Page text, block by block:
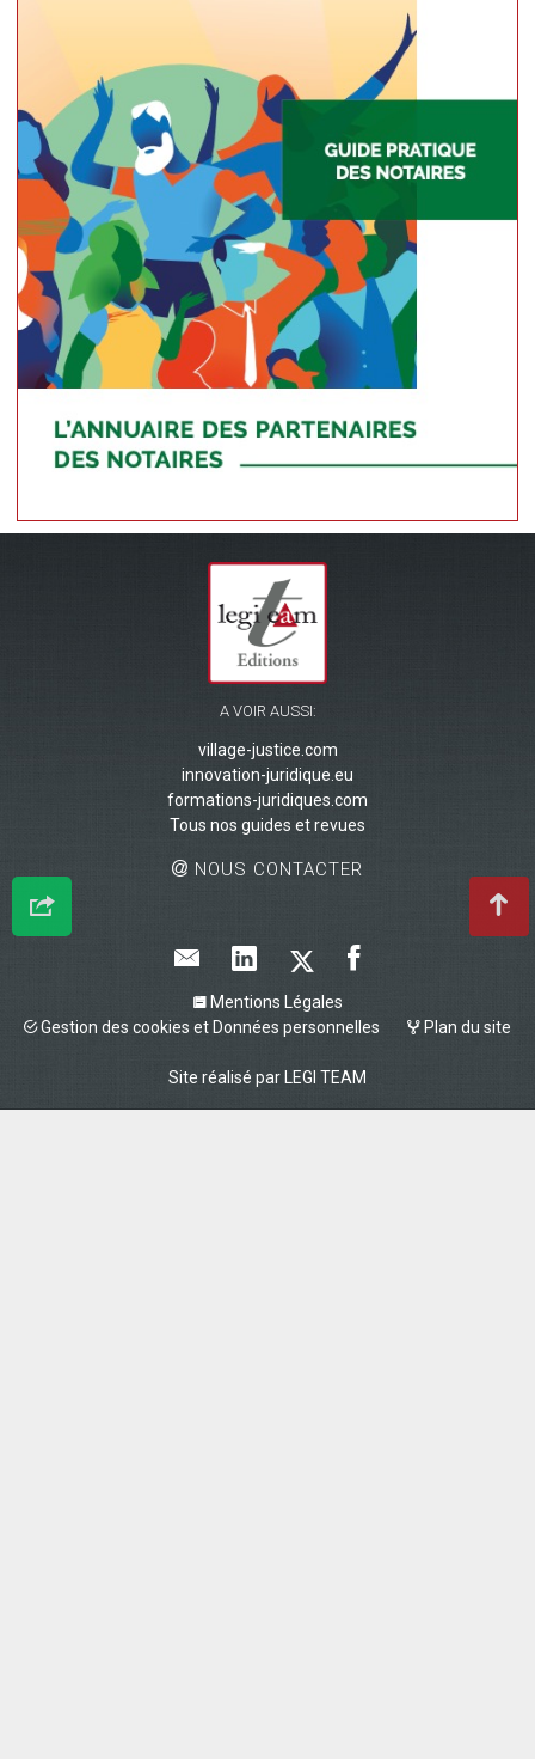
A VOIR AUSSI:
village-justice.com
innovation-juridique.eu
formations-juridiques.com
Tous nos guides et revues
NOUS CONTACTER
Mentions Légales
Gestion des cookies et Données personnelles
Plan du site
Site réalisé par LEGI TEAM